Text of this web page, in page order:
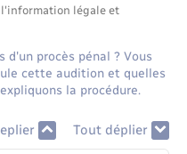
légale et
d'un procès pénal ? Vous
cette audition et quelles
la procédure.
Tout déplier